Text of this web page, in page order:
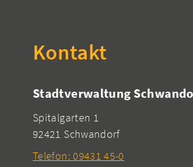
Kontakt
Stadtverwaltung
Spitalgarten 1
92421 Schwandorf
Telefon: 09431 45-0